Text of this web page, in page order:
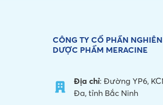
CÔNG TY CỔ PHẦN
DƯỢC PHẨM MERACINE
Địa chỉ: Đường YP6,
Đa, tỉnh Bắc Ninh